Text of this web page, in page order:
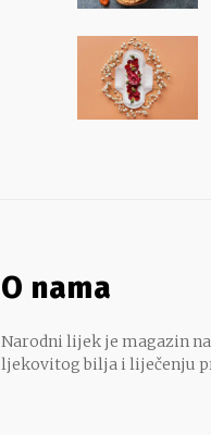
O nama
Narodni lijek je magazin
ljekovitog bilja i liječenju